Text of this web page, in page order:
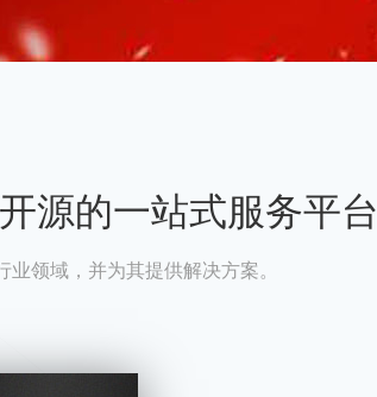
源的一站式服务平台
领域，并为其提供解决方案。